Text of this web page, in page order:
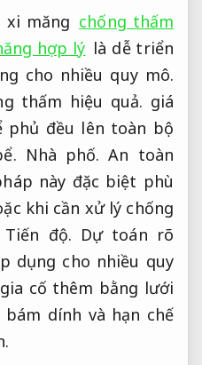
xi măng chống thấm
hợp lý là dễ triển
cho nhiều quy mô.
thấm hiệu quả. giá
phủ đều lên toàn bộ
Nhà phố. An toàn
này đặc biệt phù
khi cần xử lý chống
Tiến độ. Dự toán rõ
dụng cho nhiều quy
cố thêm bằng lưới
dính và hạn chế